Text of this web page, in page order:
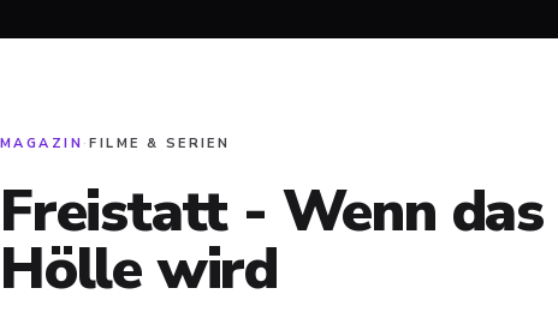
MAGAZIN ·FILME & SERIEN
Freistatt - Wenn
Hölle wird